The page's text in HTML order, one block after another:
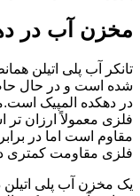
مخزن آب در
تانکر آب پلی اتیلن
شده است و در حال
در دهکده المپیک
فلزی معمولاً ارزان
مقاوم است اما در
فلزی مقاومت کمتری
یک مخزن آب پلی اتیلن